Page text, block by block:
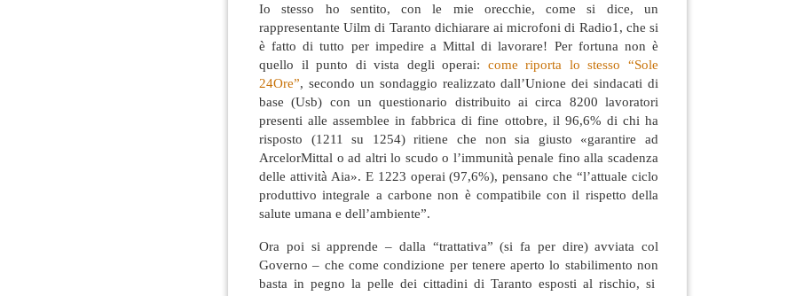
Io stesso ho sentito, con le mie orecchie, come si dice, un
rappresentante Uilm di Taranto dichiarare ai microfoni di Radio1, che si
è fatto di tutto per impedire a Mittal di lavorare! Per fortuna non è
quello il punto di vista degli operai: come riporta lo stesso “Sole
24Ore”, secondo un sondaggio realizzato dall’Unione dei sindacati di
base (Usb) con un questionario distribuito ai circa 8200 lavoratori
presenti alle assemblee in fabbrica di fine ottobre, il 96,6% di chi ha
risposto (1211 su 1254) ritiene che non sia giusto «garantire ad
ArcelorMittal o ad altri lo scudo o l’immunità penale fino alla scadenza
delle attività Aia». E 1223 operai (97,6%), pensano che “l’attuale ciclo
produttivo integrale a carbone non è compatibile con il rispetto della
salute umana e dell’ambiente”.
Ora poi si apprende – dalla “trattativa” (si fa per dire) avviata col
Governo – che come condizione per tenere aperto lo stabilimento non
basta in pegno la pelle dei cittadini di Taranto esposti al rischio, si